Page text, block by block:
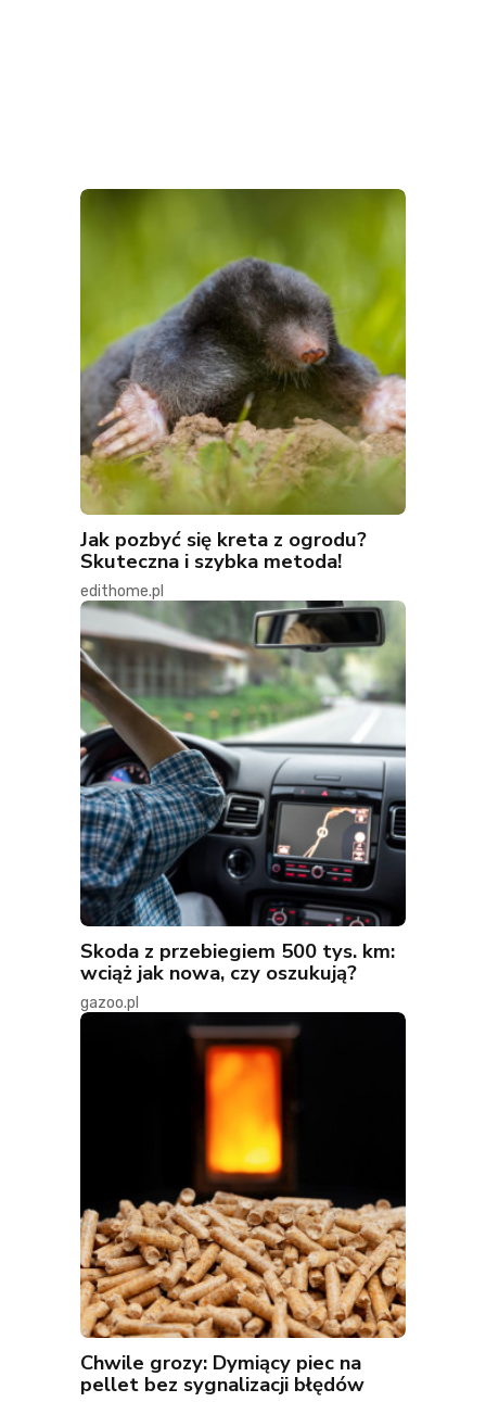
Jak pozbyć się kreta z ogrodu?
Skuteczna i szybka metoda!
edithome.pl
Skoda z przebiegiem 500 tys. km:
wciąż jak nowa, czy oszukują?
gazoo.pl
Chwile grozy: Dymiący piec na
pellet bez sygnalizacji błędów